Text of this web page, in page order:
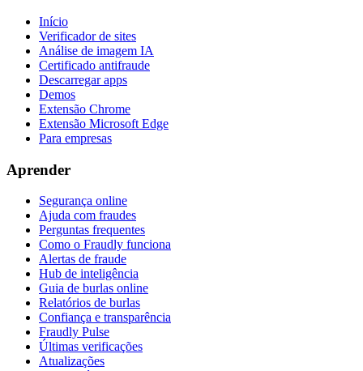
Início
Verificador de sites
Análise de imagem IA
Certificado antifraude
Descarregar apps
Demos
Extensão Chrome
Extensão Microsoft Edge
Para empresas
Aprender
Segurança online
Ajuda com fraudes
Perguntas frequentes
Como o Fraudly funciona
Alertas de fraude
Hub de inteligência
Guia de burlas online
Relatórios de burlas
Confiança e transparência
Fraudly Pulse
Últimas verificações
Atualizações